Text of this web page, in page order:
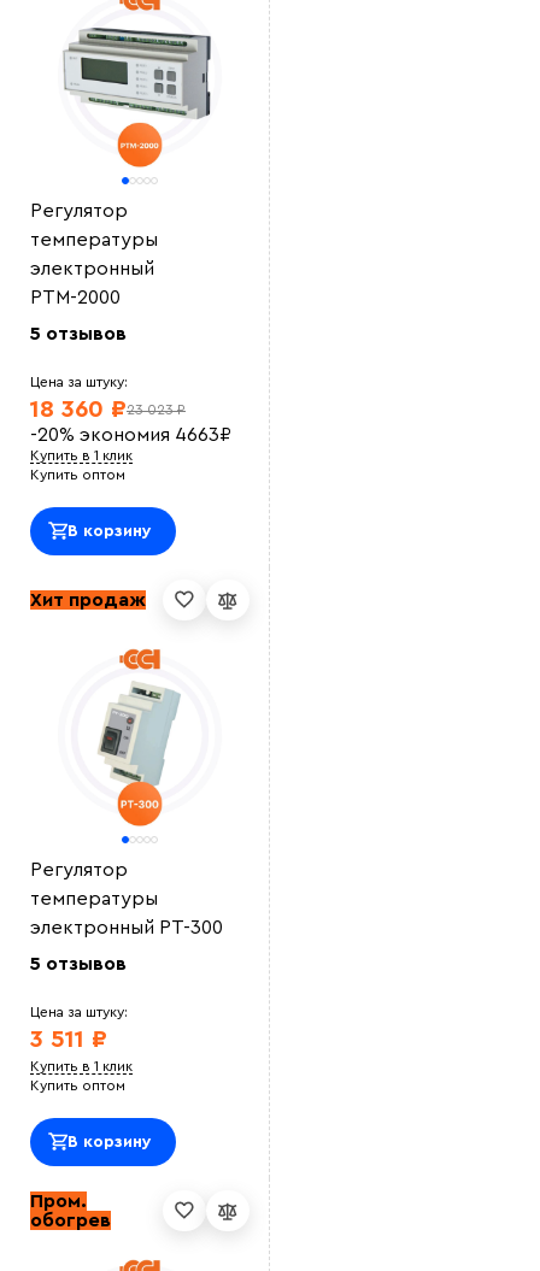
файл
Регулятор
температуры
электронный
РТМ-2000
5 отзывов
Цена за штуку:
23 023 ₽
18 360 ₽
-20% экономия 4663₽
Купить в 1 клик
Купить оптом
В корзину
Хит продаж
Регулятор
температуры
электронный РТ-300
5 отзывов
Цена за штуку:
3 511 ₽
Купить в 1 клик
Купить оптом
В корзину
Пром.
обогрев